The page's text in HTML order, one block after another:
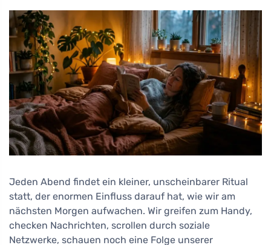
Jeden Abend findet ein kleiner, unscheinbarer Ritual
statt, der enormen Einfluss darauf hat, wie wir am
nächsten Morgen aufwachen. Wir greifen zum Handy,
checken Nachrichten, scrollen durch soziale
Netzwerke, schauen noch eine Folge unserer